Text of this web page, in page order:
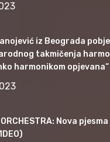
iz Beograda
takmičenja
harmonikom opjevana“
ORCHESTRA: Nova